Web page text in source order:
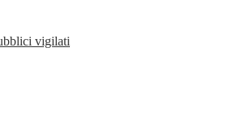
vigilati